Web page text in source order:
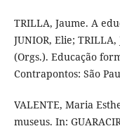
TRILLA, Jaume. A
JUNIOR, Elie;
(Orgs.). Educação
Contrapontos: São
VALENTE, Maria
museus. In: